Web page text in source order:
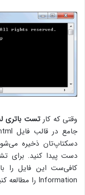
وقتی که کارتست باتری
دسکتاپ‌تان ذخیره
دست پیدا کنید. برای
Information را مطالعه کنید: